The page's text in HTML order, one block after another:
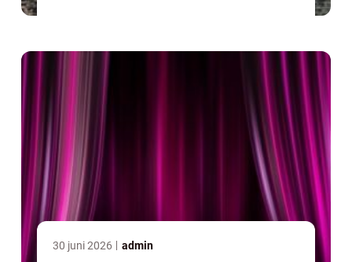
30 juni 2026 admin